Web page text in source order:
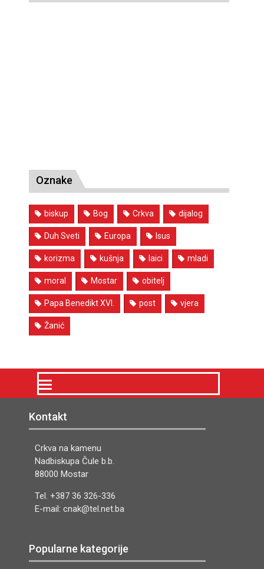
Oznake
biskup Bog Crkva dijalog
Duh Sveti Europa Isus
korizma kušnja laici mladi
moral Mostar obitelj
Papa Benedikt XVI. post vjera
Žanić
Kontakt
Crkva na kamenu
Nadbiskupa Čule b.b.
88000 Mostar
Tel. +387 36 326-336
E-mail: cnak@tel.net.ba
Popularne kategorije